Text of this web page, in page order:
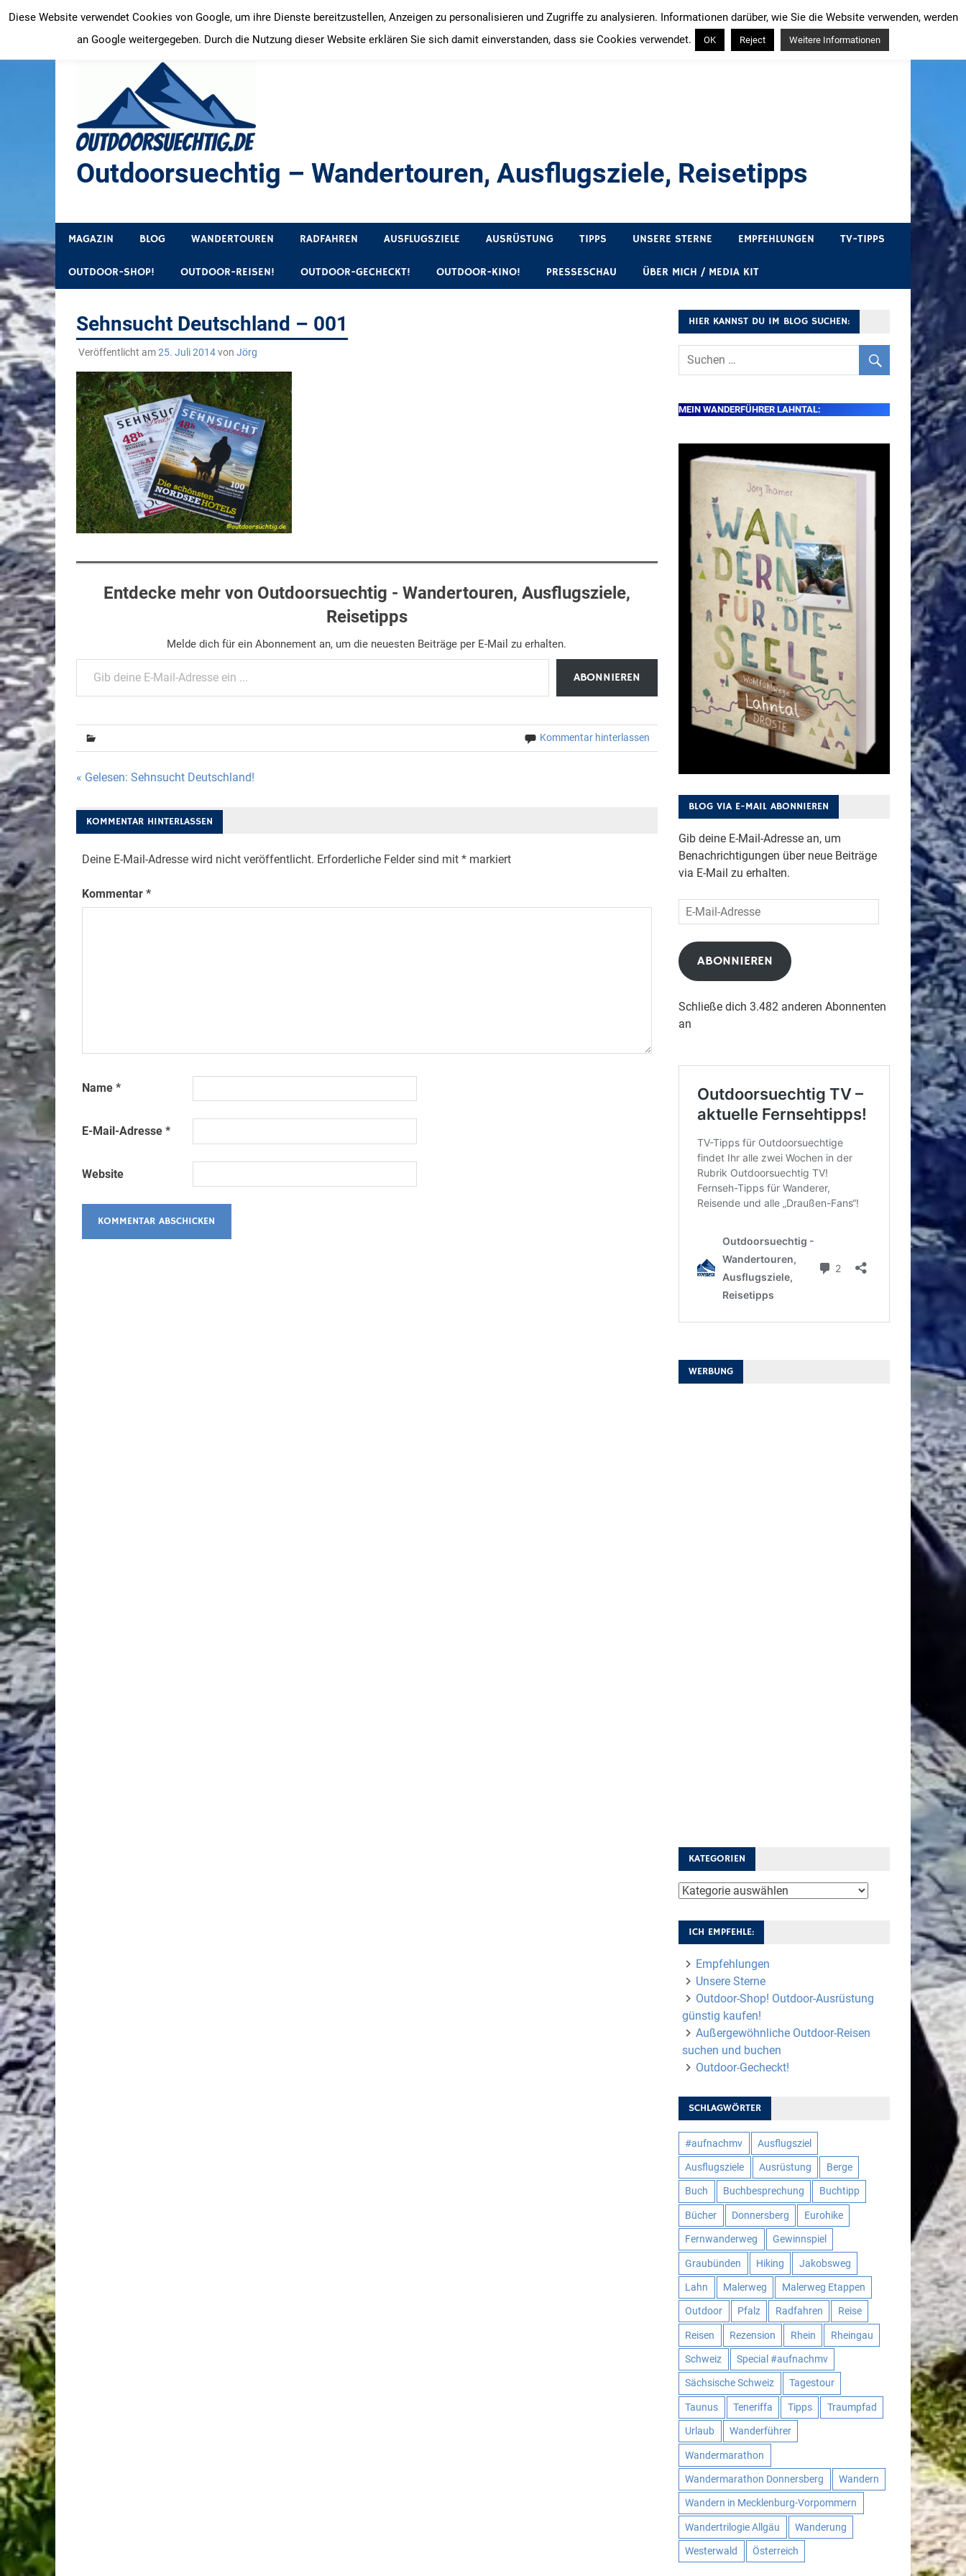
Inhalt
springen
Outdoorsuechtig – Wandertouren, Ausflugsziele, Reisetipps
MAGAZIN BLOG WANDERTOUREN RADFAHREN AUSFLUGSZIELE AUSRÜSTUNG TIPPS UNSERE STERNE EMPFEHLUNGEN TV-TIPPS
OUTDOOR-SHOP! OUTDOOR-REISEN! OUTDOOR-GECHECKT! OUTDOOR-KINO! PRESSESCHAU ÜBER MICH / MEDIA KIT
Sehnsucht Deutschland – 001
Veröffentlicht am25. Juli 2014von Jörg
Entdecke mehr von Outdoorsuechtig - Wandertouren, Ausflugsziele,
Reisetipps
Melde dich für ein Abonnement an, um die neuesten Beiträge per E-Mail zu erhalten.
Gib deine E-Mail-Adresse ein ...
ABONNIEREN
Kommentar hinterlassen
Beitragsnavigation
« Gelesen: Sehnsucht Deutschland!
KOMMENTAR HINTERLASSEN
Deine E-Mail-Adresse wird nicht veröffentlicht. Erforderliche Felder sind mit *markiert
Kommentar *
Name *
E-Mail-Adresse *
Website
HIER KANNST DU IM BLOG SUCHEN:
MEIN WANDERFÜHRER LAHNTAL:
BLOG VIA E-MAIL ABONNIEREN
Gib deine E-Mail-Adresse an, um
Benachrichtigungen über neue Beiträge
via E-Mail zu erhalten.
E-
Mail-
Adresse
ABONNIEREN
Schließe dich 3.482 anderen Abonnenten
an
WERBUNG
KATEGORIEN
Kategorien
ICH EMPFEHLE:
Empfehlungen
Unsere Sterne
Outdoor-Shop! Outdoor-Ausrüstung
günstig kaufen!
Außergewöhnliche Outdoor-Reisen
suchen und buchen
Outdoor-Gecheckt!
SCHLAGWÖRTER
#aufnachmv Ausflugsziel
Ausflugsziele Ausrüstung Berge
Buch Buchbesprechung Buchtipp
Bücher Donnersberg Eurohike
Fernwanderweg Gewinnspiel
Graubünden Hiking Jakobsweg
Lahn Malerweg Malerweg Etappen
Outdoor Pfalz Radfahren Reise
Reisen Rezension Rhein Rheingau
Schweiz Special #aufnachmv
Sächsische Schweiz Tagestour
Taunus Teneriffa Tipps Traumpfad
Urlaub Wanderführer
Wandermarathon
Wandermarathon Donnersberg Wandern
Wandern in Mecklenburg-Vorpommern
Wandertrilogie Allgäu Wanderung
Westerwald Österreich
Diese Website verwendet Cookies von Google, um ihre Dienste bereitzustellen, Anzeigen zu personalisieren und Zugriffe zu analysieren. Informationen darüber, wie Sie die Website verwenden, werden
an Google weitergegeben. Durch die Nutzung dieser Website erklären Sie sich damit einverstanden, dass sie Cookies verwendet.
OK Reject Weitere Informationen